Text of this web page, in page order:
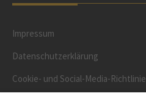
Impressum
Datenschutzerklärung
Cookie- und Social-Media-Richtlinie